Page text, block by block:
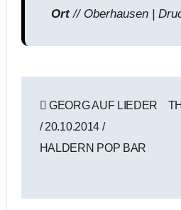
Ort// Oberhausen |
GEORG AUF LIEDER
/ 20.10.2014 /
HALDERN POP BAR